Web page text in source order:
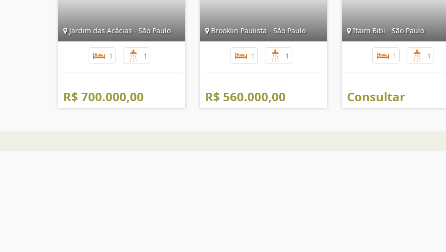
Jardim das Acácias - São Paulo
1 1
R$ 700.000,00
Brooklin Paulista - São Paulo
1 1
R$ 560.000,00
Itaim Bibi - São Paulo
1 1
Consultar